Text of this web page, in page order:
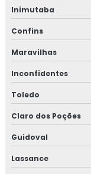
Inimutaba
Confins
Maravilhas
Inconfidentes
Toledo
Claro dos Poções
Guidoval
Lassance